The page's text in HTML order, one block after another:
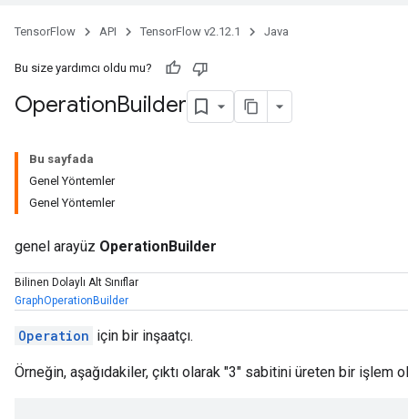
TensorFlow API TensorFlow v2.12.1 Java
Bu size yardımcı oldu mu?
OperationBuilder
Bu sayfada
Genel Yöntemler
Genel Yöntemler
genel arayüz OperationBuilder
Bilinen Dolaylı Alt Sınıflar
GraphOperationBuilder
Operation için bir inşaatçı.
Örneğin, aşağıdakiler, çıktı olarak "3" sabitini üreten bir işlem